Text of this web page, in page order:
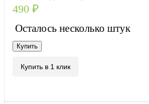
490 ₽
Осталось несколько штук
Купить
Купить в 1 клик